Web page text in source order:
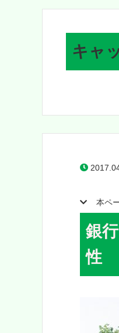
キャ
本ペ
銀
性